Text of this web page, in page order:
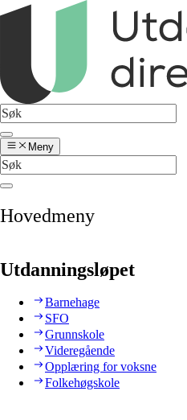
Meny
Hovedmeny
Utdanningsløpet
Barnehage
SFO
Grunnskole
Videregående
Opplæring for voksne
Folkehøgskole